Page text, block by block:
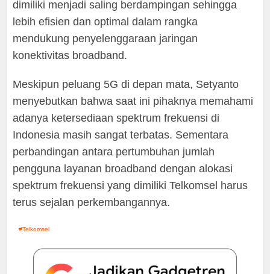
dimiliki menjadi saling berdampingan sehingga
lebih efisien dan optimal dalam rangka
mendukung penyelenggaraan jaringan
konektivitas broadband.
Meskipun peluang 5G di depan mata, Setyanto
menyebutkan bahwa saat ini pihaknya memahami
adanya ketersediaan spektrum frekuensi di
Indonesia masih sangat terbatas. Sementara
perbandingan antara pertumbuhan jumlah
pengguna layanan broadband dengan alokasi
spektrum frekuensi yang dimiliki Telkomsel harus
terus sejalan perkembangannya.
Telkomsel